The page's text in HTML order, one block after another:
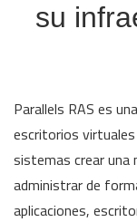
su
Parallels RAS es
escritorios
sistemas crear una
administrar de
aplicaciones,